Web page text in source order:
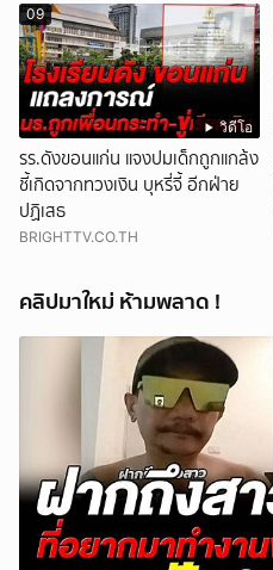
วิดีโอ
09
รร.ดังขอนแก่น แจงปมเด็กถูกแกล้ง
ชี้เกิดจากทวงเงิน บุหรี่จี้ อีกฝ่าย
ปฏิเสธ
BRIGHTTV.CO.TH
คลิปมาใหม่ ห้ามพลาด !